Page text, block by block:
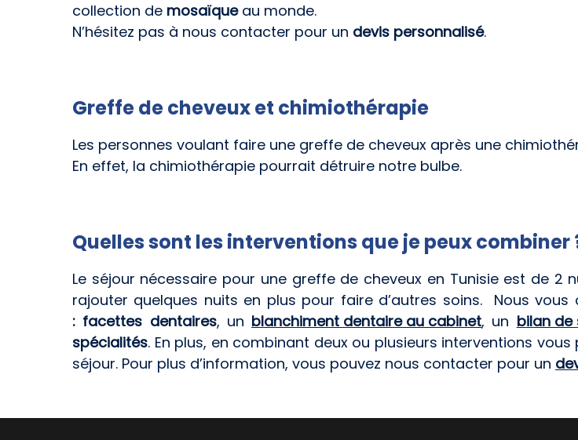
collection de mosaïqueau monde.
N’hésitez pas à nous contacter pour un devis personnalisé.
Greffe de cheveux et chimiothérapie
Les personnes voulant faire une greffe de cheveux après une
En effet, la chimiothérapie pourrait détruire notre bulbe.
Quelles sont les interventions que je peux combiner
Le séjour nécessaire pour une greffe de cheveux en Tunisie est de
rajouter quelques nuits en plus pour faire d’autres soins. Nous vous
: facettes dentaires, un blanchiment dentaire au cabinet, un bilan de
spécialités. En plus, en combinant deux ou plusieurs interventions
séjour. Pour plus d’information, vous pouvez nous contacter pour un